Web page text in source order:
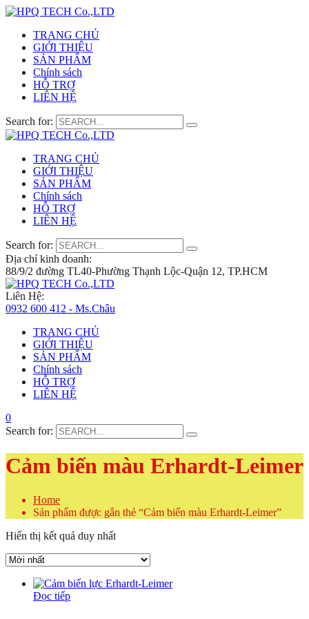
TRANG CHỦ
GIỚI THIỆU
SẢN PHẨM
Chính sách
HỖ TRỢ
LIÊN HỆ
Search for:
TRANG CHỦ
GIỚI THIỆU
SẢN PHẨM
Chính sách
HỖ TRỢ
LIÊN HỆ
Search for:
Địa chỉ kinh doanh:
88/9/2 đường TL40-Phường Thạnh Lộc-Quận 12, TP.HCM
Liên Hệ:
0932 600 412 - Ms.Châu
TRANG CHỦ
GIỚI THIỆU
SẢN PHẨM
Chính sách
HỖ TRỢ
LIÊN HỆ
0
Search for:
Cảm biến màu Erhardt-Leimer
Home
Sản phẩm được gắn thẻ “Cảm biến màu Erhardt-Leimer”
Hiển thị kết quả duy nhất
Đọc tiếp